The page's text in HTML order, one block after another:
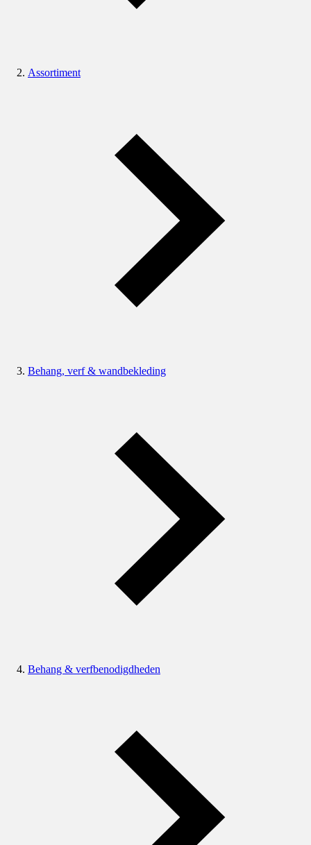
Assortiment
Behang, verf & wandbekleding
Behang & verfbenodigdheden